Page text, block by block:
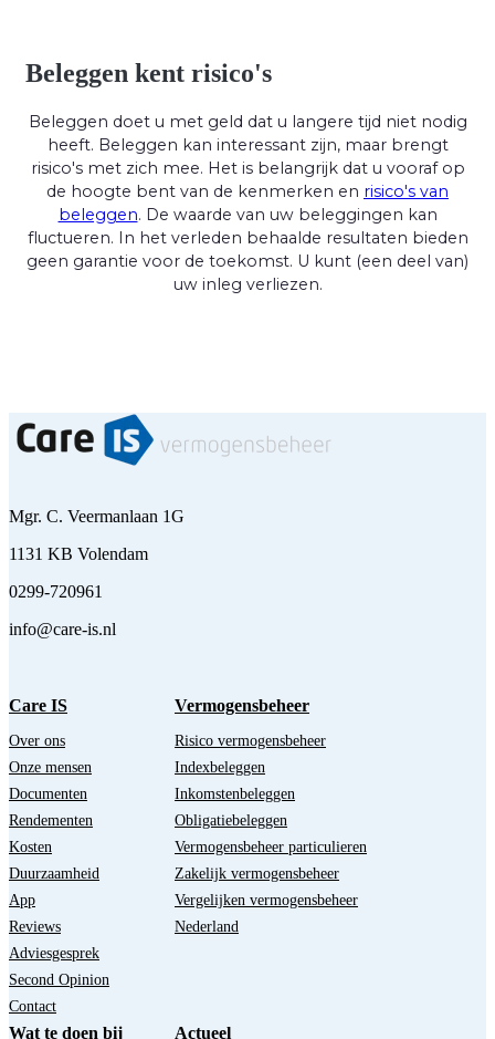
Beleggen kent risico's
Beleggen doet u met geld dat u langere tijd niet nodig
heeft. Beleggen kan interessant zijn, maar brengt
risico's met zich mee. Het is belangrijk dat u vooraf op
de hoogte bent van de kenmerken en risico's van
beleggen. De waarde van uw beleggingen kan
fluctueren. In het verleden behaalde resultaten bieden
geen garantie voor de toekomst. U kunt (een deel van)
uw inleg verliezen.
Mgr. C. Veermanlaan 1G
1131 KB Volendam
0299-720961
info@care-is.nl
Care IS
Over ons
Onze mensen
Documenten
Rendementen
Kosten
Duurzaamheid
App
Reviews
Adviesgesprek
Second Opinion
Contact
Vermogensbeheer
Risico vermogensbeheer
Indexbeleggen
Inkomstenbeleggen
Obligatiebeleggen
Vermogensbeheer particulieren
Zakelijk vermogensbeheer
Vergelijken vermogensbeheer
Nederland
Wat te doen bij Actueel